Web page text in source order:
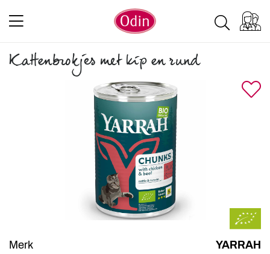
Kattenbrokjes met kip en rund
Merk
YARRAH